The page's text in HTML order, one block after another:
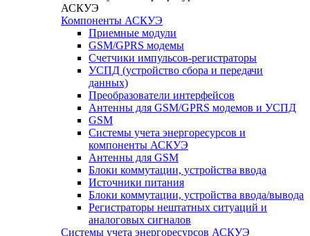
АСКУЭ
Компоненты АСКУЭ
Приемные модули
GSM/GPRS модемы
Счетчики импульсов-регистраторы
УСПД (устройство сбора и передачи
данных)
Преобразователи интерфейсов
Антенны для GSM/GPRS модемов и УСПД
GSM
Системы учета энергоресурсов и
компоненты АСКУЭ
Антенны для GSM
Блоки коммутации, устройства ввода
Источники питания
Блоки коммутации, устройства ввода/вывода
Регистраторы нештатных ситуаций и
аналоговых сигналов
Системы учета энергоресурсов АСКУЭ